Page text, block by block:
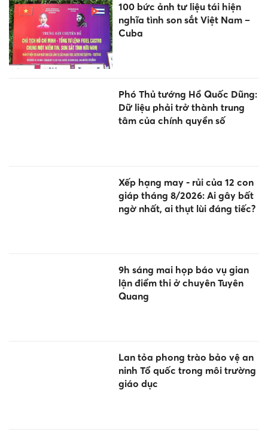
100 bức ảnh tư liệu tái hiện
nghĩa tình son sắt Việt Nam –
Cuba
Phó Thủ tướng Hồ Quốc Dũng:
Dữ liệu phải trở thành trung
tâm của chính quyền số
Xếp hạng may - rủi của 12 con
giáp tháng 8/2026: Ai gây bất
ngờ nhất, ai thụt lùi đáng tiếc?
9h sáng mai họp báo vụ gian
lận điểm thi ở chuyên Tuyên
Quang
Lan tỏa phong trào bảo vệ an
ninh Tổ quốc trong môi trường
giáo dục